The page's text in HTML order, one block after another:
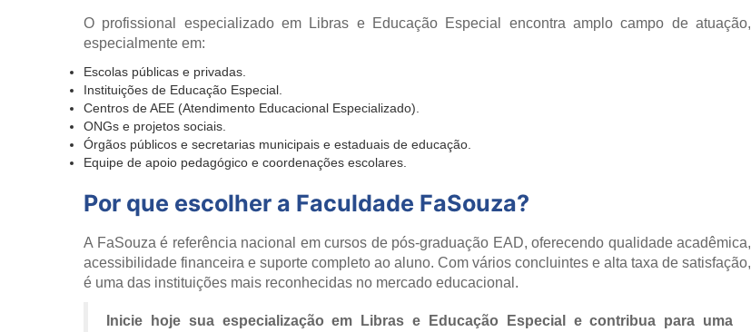
O profissional especializado em Libras e Educação Especial encontra amplo campo de atuação,
especialmente em:
Escolas públicas e privadas.
Instituições de Educação Especial.
Centros de AEE (Atendimento Educacional Especializado).
ONGs e projetos sociais.
Órgãos públicos e secretarias municipais e estaduais de educação.
Equipe de apoio pedagógico e coordenações escolares.
Por que escolher a Faculdade FaSouza?
A FaSouza é referência nacional em cursos de pós-graduação EAD, oferecendo qualidade acadêmica,
acessibilidade financeira e suporte completo ao aluno. Com vários concluintes e alta taxa de satisfação,
é uma das instituições mais reconhecidas no mercado educacional.
Inicie hoje sua especialização em Libras e Educação Especial e contribua para uma